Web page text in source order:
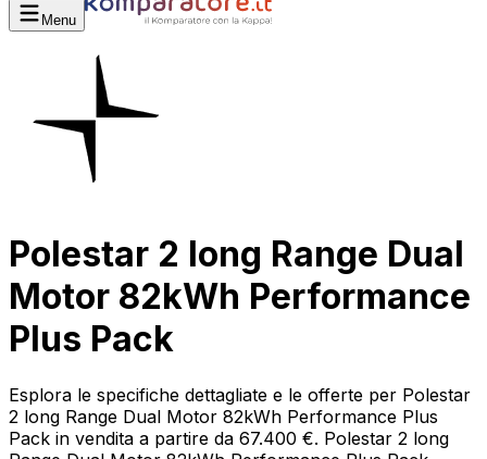
Menu
Polestar 2 long Range Dual
Motor 82kWh Performance
Plus Pack
Esplora le specifiche dettagliate e le offerte per Polestar
2 long Range Dual Motor 82kWh Performance Plus
Pack in vendita a partire da 67.400 €. Polestar 2 long